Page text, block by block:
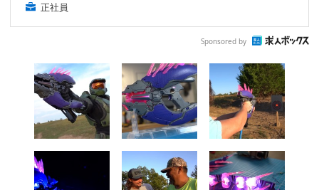
正社員
Sponsored by